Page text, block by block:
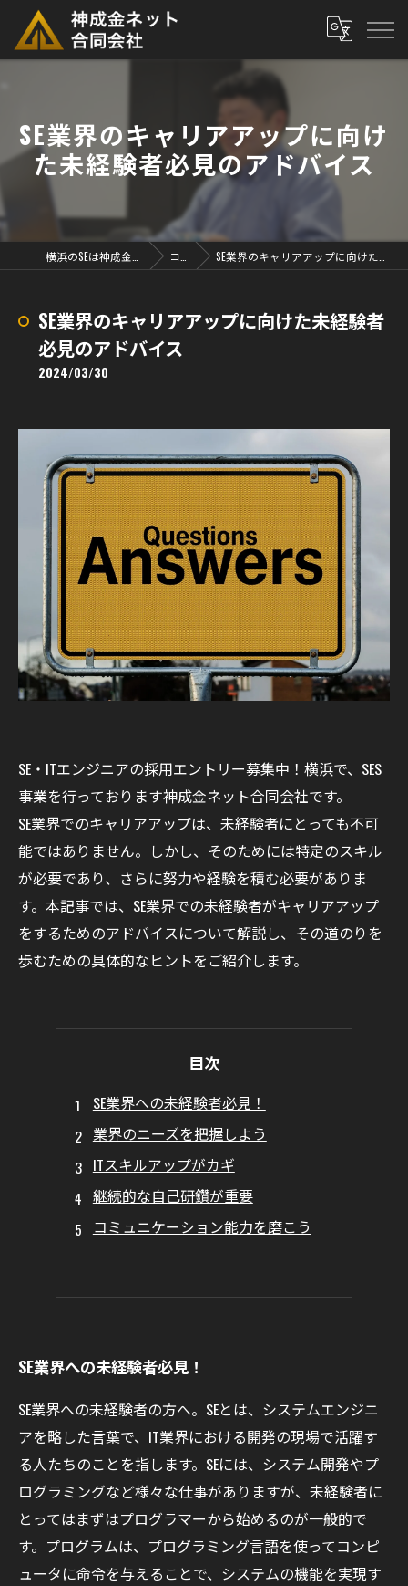
SE業界のキャリアアップに向け
た未経験者必見のアドバイス
コラム SE業界のキャリアアップに向けた未経験者必見のアドバイス
SE業界のキャリアアップに向けた未経験者
必見のアドバイス
2024/03/30
SE・ITエンジニアの採用エントリー募集中！横浜で、SES
事業を行っております神成金ネット合同会社です。
SE業界でのキャリアアップは、未経験者にとっても不可
能ではありません。しかし、そのためには特定のスキル
が必要であり、さらに努力や経験を積む必要がありま
す。本記事では、SE業界での未経験者がキャリアアップ
をするためのアドバイスについて解説し、その道のりを
歩むための具体的なヒントをご紹介します。
目次
SE業界への未経験者必見！
業界のニーズを把握しよう
ITスキルアップがカギ
継続的な自己研鑽が重要
コミュニケーション能力を磨こう
SE業界への未経験者必見！
SE業界への未経験者の方へ。SEとは、システムエンジニ
アを略した言葉で、IT業界における開発の現場で活躍す
る人たちのことを指します。SEには、システム開発やプ
ログラミングなど様々な仕事がありますが、未経験者に
とってはまずはプログラマーから始めるのが一般的で
す。プログラムは、プログラミング言語を使ってコンピ
ュータに命令を与えることで、システムの機能を実現す